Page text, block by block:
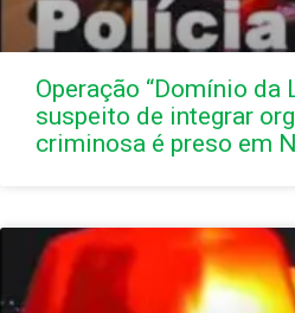
Operação “Domínio da
suspeito de integrar
criminosa é preso em